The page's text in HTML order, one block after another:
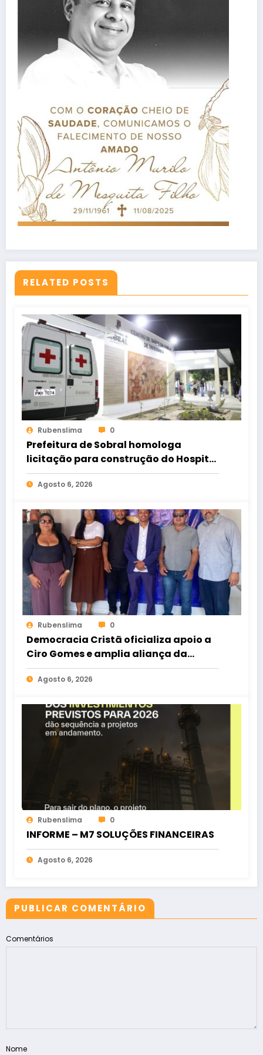
RELATED POSTS
Rubenslima 0
Prefeitura de Sobral homologa
licitação para construção do Hospital
de Taperuaba
Agosto 6, 2026
Rubenslima 0
Democracia Cristã oficializa apoio a
Ciro Gomes e amplia aliança da
oposição no Ceará
Agosto 6, 2026
Rubenslima 0
INFORME – M7 SOLUÇÕES FINANCEIRAS
Agosto 6, 2026
PUBLICAR COMENTÁRIO
Comentários
Nome